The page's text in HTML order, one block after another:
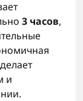
3 часов,
и